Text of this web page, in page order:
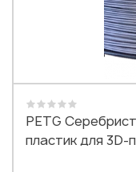
PETG
пластик для 3D-